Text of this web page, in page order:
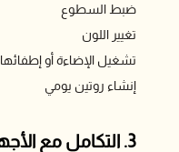
ضبط السطوع
تغيير اللون
تشغيل الإضاءة أو إطفائها
إنشاء روتين يومي
3. التكامل مع الأجهزة الذكية